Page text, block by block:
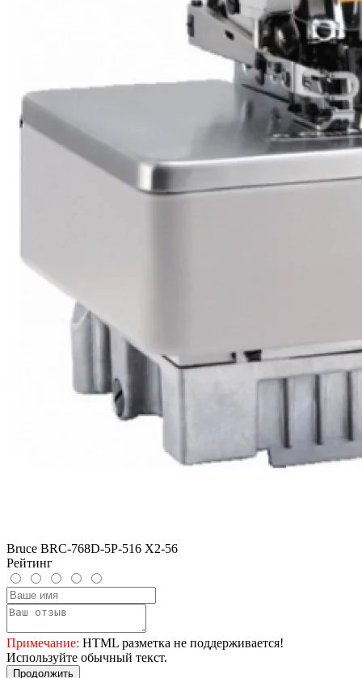
Bruce BRC-768D-5P-516 X2-56
Рейтинг
Примечание: HTML разметка не поддерживается!
Используйте обычный текст.
Продолжить